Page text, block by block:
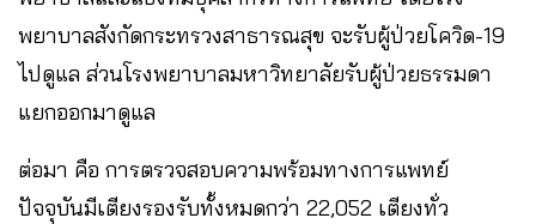
พยาบาลสังกัดกระทรวงสาธารณสุข​ จะรับผู้ป่วย​โควิด-19​
ไปดูแล​ ส่วนโรงพยาบาลมหาวิทยาลัยรับผู้ป่วยธรรมดา
แยกออกมาดูแล
ต่อมา คือ การตรวจสอบความพร้อมทางการแพทย์​
ปัจจุบันมีเตียงรองรับทั้งหมดกว่า 22,052 เตียงทั่ว